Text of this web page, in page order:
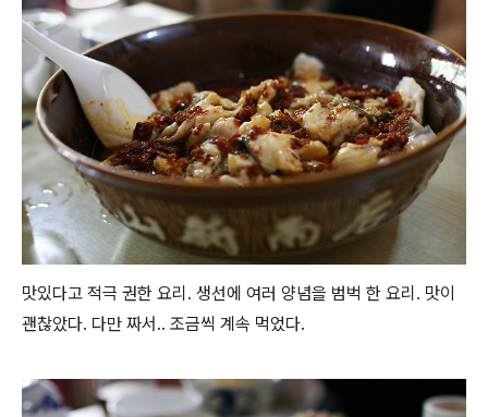
맛있다고 적극 권한 요리. 생선에 여러 양념을 범벅 한 요리. 맛이
괜찮았다. 다만 짜서.. 조금씩 계속 먹었다.